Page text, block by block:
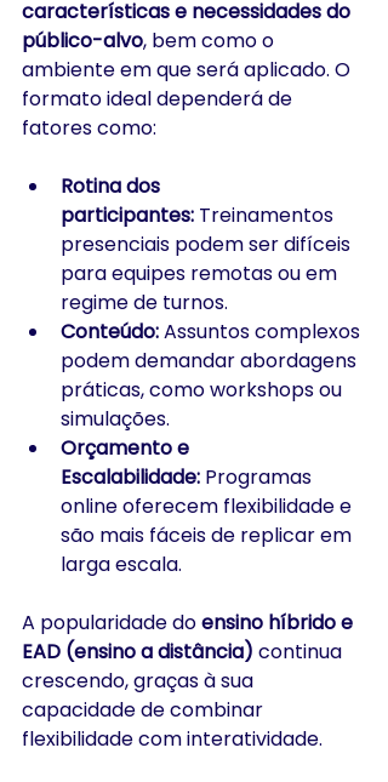
características e necessidades do
público-alvo, bem como o
ambiente em que será aplicado. O
formato ideal dependerá de
fatores como:
Rotina dos
participantes: Treinamentos
presenciais podem ser difíceis
para equipes remotas ou em
regime de turnos.
Conteúdo: Assuntos complexos
podem demandar abordagens
práticas, como workshops ou
simulações.
Orçamento e
Escalabilidade: Programas
online oferecem flexibilidade e
são mais fáceis de replicar em
larga escala.
A popularidade do ensino híbrido e
EAD (ensino a distância) continua
crescendo, graças à sua
capacidade de combinar
flexibilidade com interatividade.